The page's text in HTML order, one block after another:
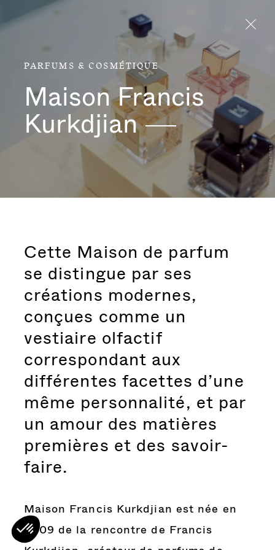
Aller directement au contenu
©Nathalie Baetens
PARFUMS & COSMÉTIQUE
Maison Francis
Kurkdjian
Cette Maison de parfum
se distingue par ses
créations modernes,
conçues comme un
vestiaire olfactif
correspondant aux
différentes facettes d’une
même personnalité, et par
un amour des matières
premières et des savoir-
faire.
Maison Francis Kurkdjian est née en
2009 de la rencontre de Francis